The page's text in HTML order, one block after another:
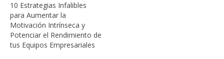
10 Estrategias Infalibles
para Aumentar la
Motivación Intrínseca y
Potenciar el Rendimiento de
tus Equipos Empresariales